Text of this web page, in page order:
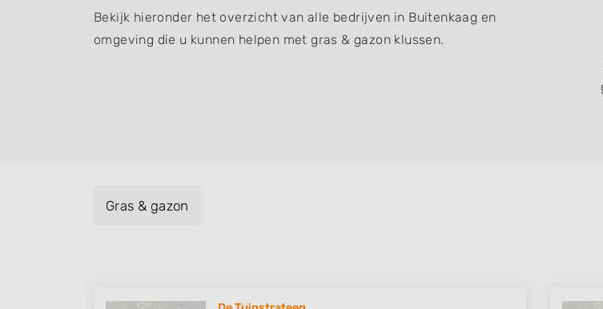
Bekijk hieronder het overzicht van alle bedrijven in Buitenkaag en
omgeving die u kunnen helpen met gras & gazon klussen.
Gras & gazon